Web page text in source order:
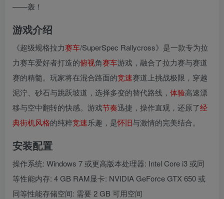
——轰！
游戏介绍
《超级规格拉力赛车/SuperSpec Rallycross》是一款专为拉
力赛车爱好者打造的俯视角赛车游戏，融合了拉力赛与赛道
赛的精髓。玩家将在混合路面的竞速赛道上挑战极限，穿越
泥泞、砂石与跳跃坡道，选择多变的替代路线， 体验高速漂
移与空中翻转的快感。游戏节奏迅捷，操作直观，还原了经
典街机风格的纯粹竞速乐趣，是怀旧与激情的完美结合。
安装配置
操作系统: Windows 7 或更高版本处理器: Intel Core i3 或同
等性能内存: 4 GB RAM显卡: NVIDIA GeForce GTX 650 或
同等性能存储空间: 需要 2 GB 可用空间